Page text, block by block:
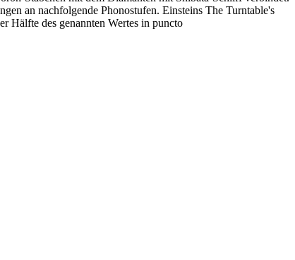
an nachfolgende Phonostufen. Einsteins The Turntable's
Hälfte des genannten Wertes in puncto